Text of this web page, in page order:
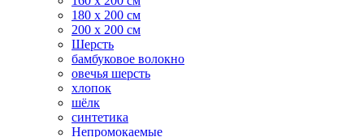
180 x 200 см
200 x 200 см
Шерсть
бамбуковое волокно
овечья шерсть
хлопок
шёлк
синтетика
Непромокаемые